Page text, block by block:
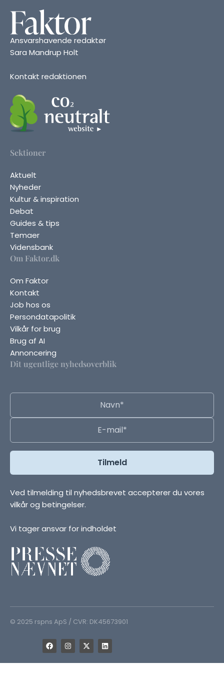
Ansvarshavende redaktør
Sara Mandrup Holt
Kontakt redaktionen
Sektioner
Aktuelt
Nyheder
Kultur & inspiration
Debat
Guides & tips
Temaer
Vidensbank
Om Faktor.dk
Om Faktor
Kontakt
Job hos os
Persondatapolitik
Vilkår for brug
Brug af AI
Annoncering
Dit ugentlige nyhedsoverblik
Ved tilmelding til nyhedsbrevet accepterer du vores
vilkår og betingelser.
Vi tager ansvar for indholdet
© 2025 rspns ApS / CVR: DK45673901